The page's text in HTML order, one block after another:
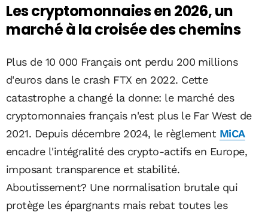
Les cryptomonnaies en 2026, un
marché à la croisée des chemins
Plus de 10 000 Français ont perdu 200 millions
d'euros dans le crash FTX en 2022. Cette
catastrophe a changé la donne: le marché des
cryptomonnaies français n'est plus le Far West de
2021. Depuis décembre 2024, le règlement MiCA
encadre l'intégralité des crypto-actifs en Europe,
imposant transparence et stabilité.
Aboutissement? Une normalisation brutale qui
protège les épargnants mais rebat toutes les